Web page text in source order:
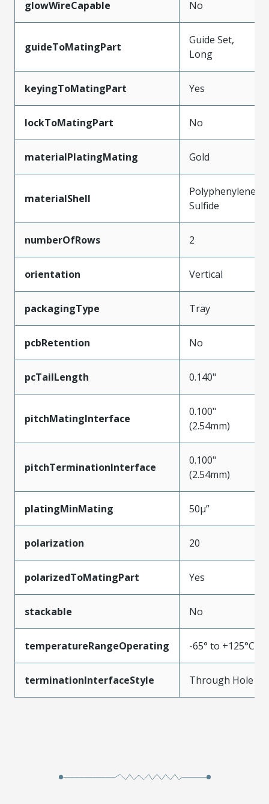
glowWireCapable No
guideToMatingPart
Guide Set,
Long
keyingToMatingPart Yes
lockToMatingPart No
materialPlatingMating Gold
materialShell
Polyphenylene
Sulfide
numberOfRows 2
orientation Vertical
packagingType Tray
pcbRetention No
pcTailLength 0.140"
pitchMatingInterface
0.100"
(2.54mm)
pitchTerminationInterface
0.100"
(2.54mm)
platingMinMating 50µ”
polarization 20
polarizedToMatingPart Yes
stackable No
temperatureRangeOperating -65° to +125°C
terminationInterfaceStyle Through Hole